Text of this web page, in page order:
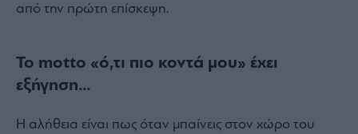
από την πρώτη επίσκεψη.
Το motto «ό,τι πιο κοντά μου» έχει
εξήγηση…
Η αλήθεια είναι πως όταν μπαίνεις στον χώρο του